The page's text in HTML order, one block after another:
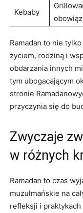
Kebaby
Ramadan to ⁣nie
życiem, ‍rodziną i​
obdarzania innych
tym ⁤ubogacającym
stronie
przyczynia się ⁤do
Zwyczaje
w różnych
Ramadan to czas
muzułmańskie na⁣
refleksji i